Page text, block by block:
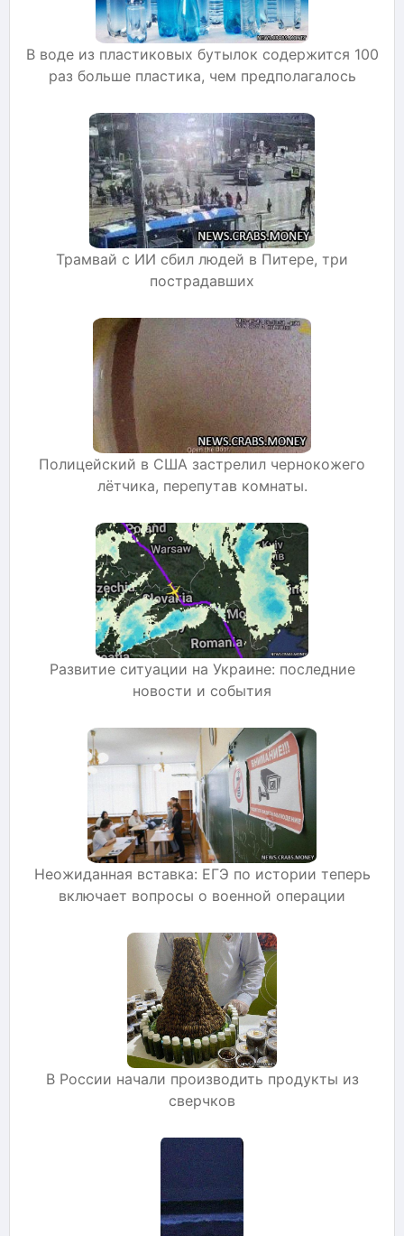
В воде из пластиковых бутылок содержится 100
раз больше пластика, чем предполагалось
Трамвай с ИИ сбил людей в Питере, три
пострадавших
Полицейский в США застрелил чернокожего
лётчика, перепутав комнаты.
Развитие ситуации на Украине: последние
новости и события
Неожиданная вставка: ЕГЭ по истории теперь
включает вопросы о военной операции
В России начали производить продукты из
сверчков